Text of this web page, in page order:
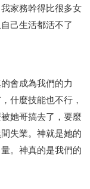
家務幹得比很多女
己生活都活不了
會成為我們的力
什麼技能也不行，
她哥搞去了，要麼
失業。神就是她的
。神真的是我們的